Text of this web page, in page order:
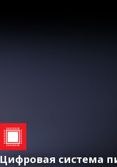
Цифровая система